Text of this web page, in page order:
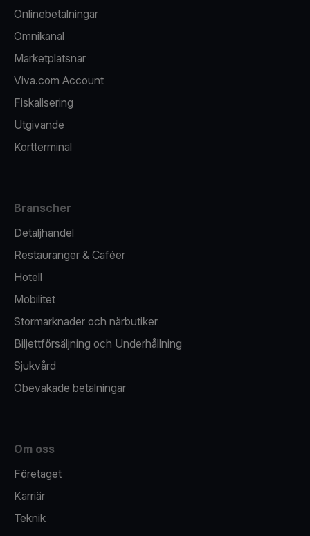
Onlinebetalningar
Omnikanal
Marketplatsnar
Viva.com Account
Fiskalisering
Utgivande
Kortterminal
Branscher
Detaljhandel
Restauranger & Caféer
Hotell
Mobilitet
Stormarknader och närbutiker
Biljettförsäljning och Underhållning
Sjukvård
Obevakade betalningar
Om oss
Företaget
Karriär
Teknik